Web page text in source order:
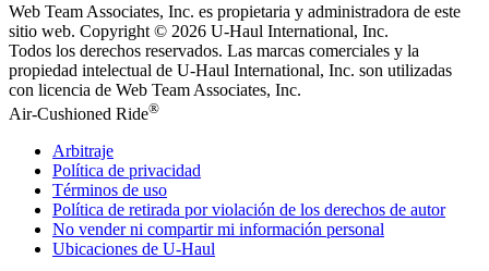
Web Team Associates, Inc. es propietaria y administradora de este
sitio web. Copyright © 2026 U-Haul International, Inc.
Todos los derechos reservados. Las marcas comerciales y la
propiedad intelectual de U-Haul International, Inc. son utilizadas
con licencia de Web Team Associates, Inc.
Air-Cushioned Ride®
Arbitraje
Política de privacidad
Términos de uso
Política de retirada por violación de los derechos de autor
No vender ni compartir mi información personal
Ubicaciones de U-Haul